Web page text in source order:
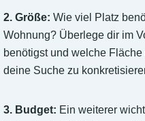
2. Größe: Wie viel Platz
Wohnung? Überlege dir im
benötigst und welche
deine Suche zu
3. Budget: Ein weiterer